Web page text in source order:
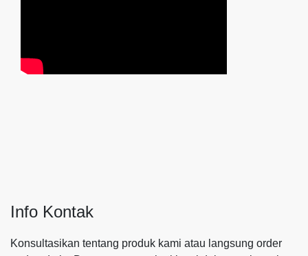
Info Kontak
Konsultasikan tentang produk kami atau langsung order